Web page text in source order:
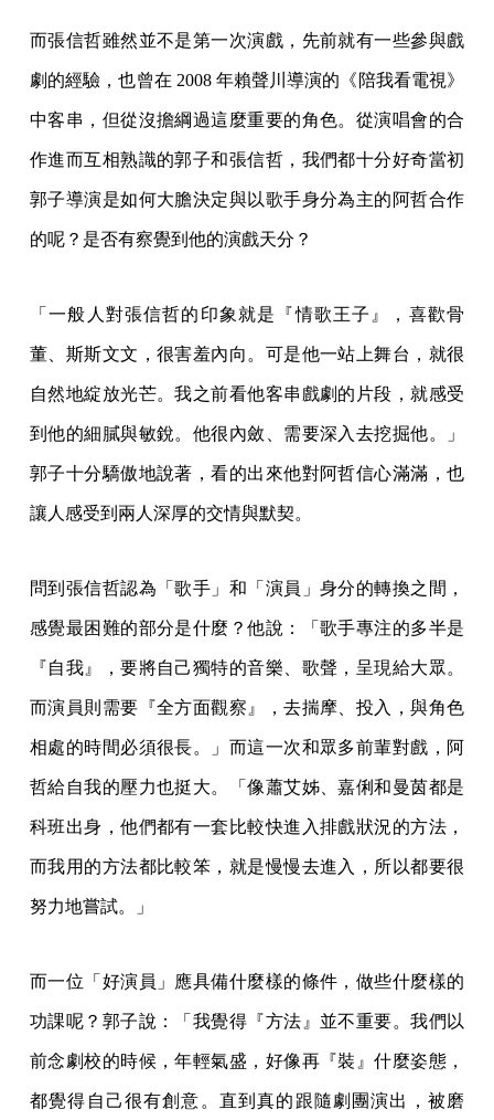
而張信哲雖然並不是第一次演戲，先前就有一些參與戲
劇的經驗，也曾在 2008 年賴聲川導演的《陪我看電視》
中客串，但從沒擔綱過這麼重要的角色。從演唱會的合
作進而互相熟識的郭子和張信哲，我們都十分好奇當初
郭子導演是如何大膽決定與以歌手身分為主的阿哲合作
的呢？是否有察覺到他的演戲天分？
「一般人對張信哲的印象就是『情歌王子』，喜歡骨
董、斯斯文文，很害羞內向。可是他一站上舞台，就很
自然地綻放光芒。我之前看他客串戲劇的片段，就感受
到他的細膩與敏銳。他很內斂、需要深入去挖掘他。」
郭子十分驕傲地說著，看的出來他對阿哲信心滿滿，也
讓人感受到兩人深厚的交情與默契。
問到張信哲認為「歌手」和「演員」身分的轉換之間，
感覺最困難的部分是什麼？他說：「歌手專注的多半是
『自我』，要將自己獨特的音樂、歌聲，呈現給大眾。
而演員則需要『全方面觀察』，去揣摩、投入，與角色
相處的時間必須很長。」而這一次和眾多前輩對戲，阿
哲給自我的壓力也挺大。「像蕭艾姊、嘉俐和曼茵都是
科班出身，他們都有一套比較快進入排戲狀況的方法，
而我用的方法都比較笨，就是慢慢去進入，所以都要很
努力地嘗試。」
而一位「好演員」應具備什麼樣的條件，做些什麼樣的
功課呢？郭子說：「我覺得『方法』並不重要。我們以
前念劇校的時候，年輕氣盛，好像再『裝』什麼姿態，
都覺得自己很有創意。直到真的跟隨劇團演出，被磨